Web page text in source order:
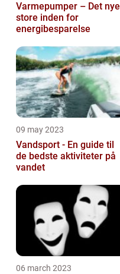
Varmepumper – Det nye
store inden for
energibesparelse
09 may 2023
Vandsport - En guide til
de bedste aktiviteter på
vandet
06 march 2023